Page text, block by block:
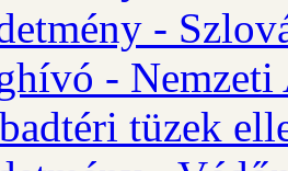
-
- Nemzeti
tüzek